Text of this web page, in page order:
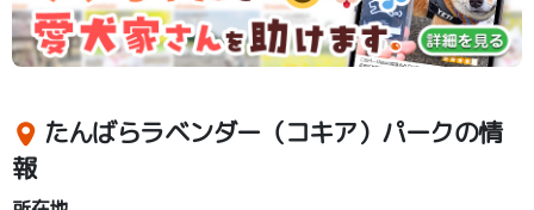
たんばらラベンダー（コキア）パークの情
報